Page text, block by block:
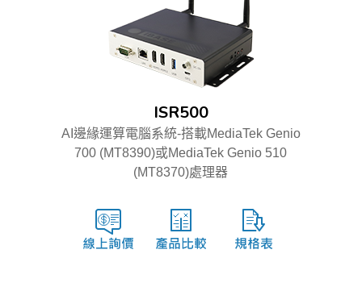
ISR500
AI邊緣運算電腦系統-搭載MediaTek Genio
700 (MT8390)或MediaTek Genio 510
(MT8370)處理器